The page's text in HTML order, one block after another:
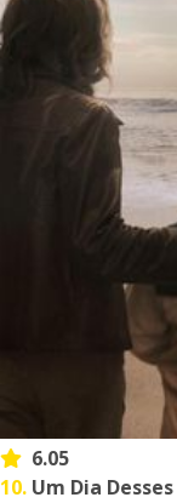
6.05
10. Um Dia Desses